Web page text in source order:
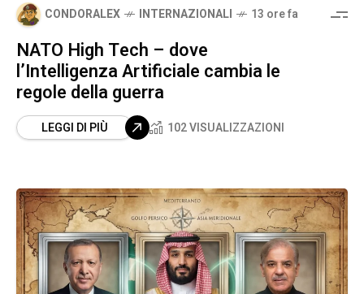
CONDORALEX INTERNAZIONALI 13 ore fa
​NATO High Tech – dove
l’Intelligenza Artificiale cambia le
regole della guerra
LEGGI DI PIÙ 102 VISUALIZZAZIONI